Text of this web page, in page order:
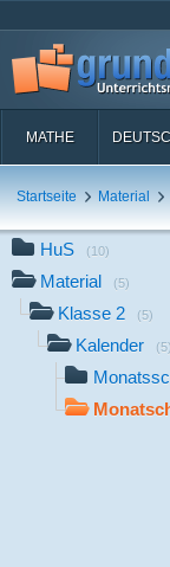
MATHE
Startseite Material
HuS (10)
Material (5)
Klasse 2 (5)
Kalender (5)